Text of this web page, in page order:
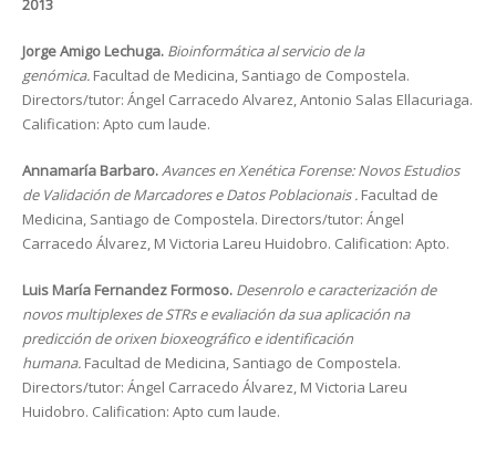
2013
Jorge Amigo Lechuga. Bioinformática al servicio de la
genómica. Facultad de Medicina, Santiago de Compostela.
Directors/tutor: Ángel Carracedo Alvarez, Antonio Salas Ellacuriaga.
Calification: Apto cum laude.
Annamaría Barbaro.Avances en Xenética Forense: Novos Estudios
de Validación de Marcadores e Datos Poblacionais . Facultad de
Medicina, Santiago de Compostela. Directors/tutor: Ángel
Carracedo Álvarez, M Victoria Lareu Huidobro. Calification: Apto.
Luis María Fernandez Formoso. Desenrolo e caracterización de
novos multiplexes de STRs e evaliación da sua aplicación na
predicción de orixen bioxeográfico e identificación
humana. Facultad de Medicina, Santiago de Compostela.
Directors/tutor: Ángel Carracedo Álvarez, M Victoria Lareu
Huidobro. Calification: Apto cum laude.